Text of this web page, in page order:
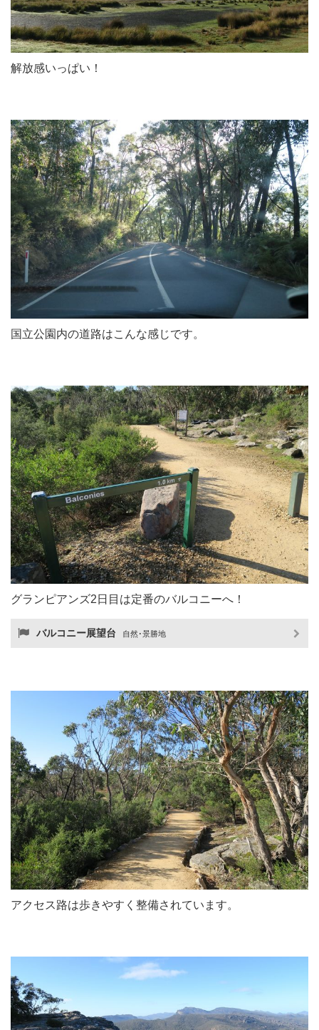
解放感いっぱい！
国立公園内の道路はこんな感じです。
グランピアンズ2日目は定番のバルコニーへ！
バルコニー展望台 自然･景勝地
アクセス路は歩きやすく整備されています。